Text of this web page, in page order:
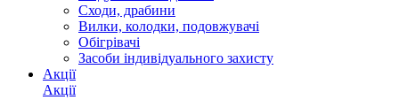
Сходи, драбини
Вилки, колодки, подовжувачі
Обігрівачі
Засоби індивідуального захисту
Акції
Акції